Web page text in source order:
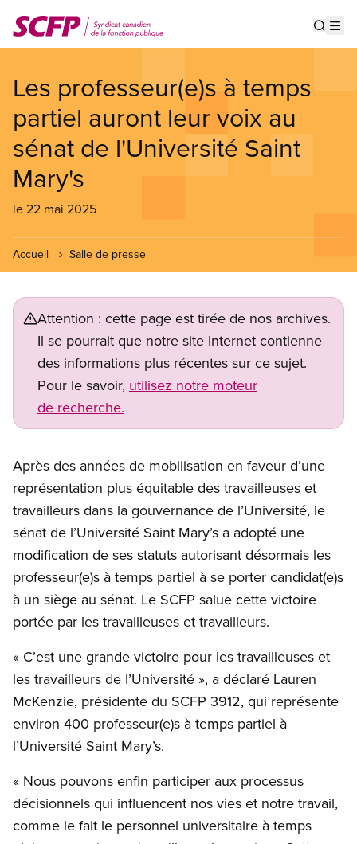
au
contenu
Les professeur(e)s à temps
partiel auront leur voix au
sénat de l'Université Saint
Mary's
le 22 mai 2025
Accueil Salle de presse
Attention : cette page est tirée de nos archives.
Il se pourrait que notre site Internet contienne
des informations plus récentes sur ce sujet.
Pour le savoir, utilisez notre moteur
de recherche.
Après des années de mobilisation en faveur d’une
représentation plus équitable des travailleuses et
travailleurs dans la gouvernance de l’Université, le
sénat de l’Université Saint Mary’s a adopté une
modification de ses statuts autorisant désormais les
professeur(e)s à temps partiel à se porter candidat(e)s
à un siège au sénat. Le SCFP salue cette victoire
portée par les travailleuses et travailleurs.
« C’est une grande victoire pour les travailleuses et
les travailleurs de l’Université », a déclaré Lauren
McKenzie, présidente du SCFP 3912, qui représente
environ 400 professeur(e)s à temps partiel à
l’Université Saint Mary’s.
« Nous pouvons enfin participer aux processus
décisionnels qui influencent nos vies et notre travail,
comme le fait le personnel universitaire à temps